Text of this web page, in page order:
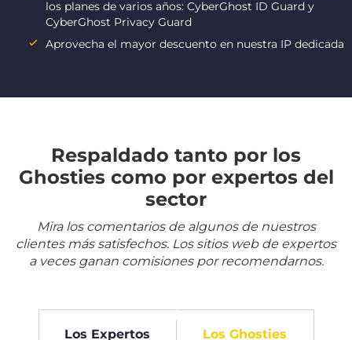
los planes de varios años: CyberGhost ID Guard y
CyberGhost Privacy Guard
Aprovecha el mayor descuento en nuestra IP dedicada
Respaldado tanto por los
Ghosties como por expertos del
sector
Mira los comentarios de algunos de nuestros
clientes más satisfechos. Los sitios web de expertos
a veces ganan comisiones por recomendarnos.
Los Expertos Los Ghosties